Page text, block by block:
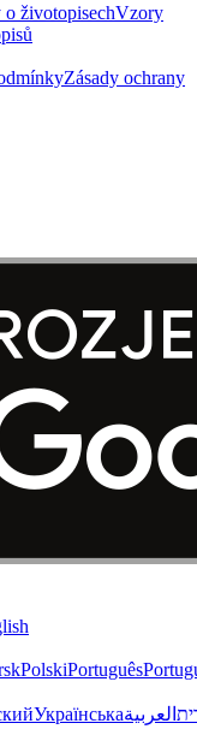
životopisechVzory
Zásady ochrany
PolskiPortuguês
Українськаالعربية